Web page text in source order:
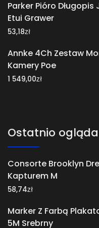
Parker Pióro
Etui Grawer
53,18zł
Annke 4Ch Zestaw
Kamery Poe
1 549,00zł
Ostatnio
Consorte Brooklyn
Kapturem M
58,74zł
Marker Z Farbą
5M Srebrny